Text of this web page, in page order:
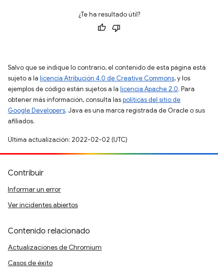
¿Te ha resultado útil?
Salvo que se indique lo contrario, el contenido de esta página está
sujeto a la licencia Atribución 4.0 de Creative Commons, y los
ejemplos de código están sujetos a la licencia Apache 2.0. Para
obtener más información, consulta laspolíticas del sitio de
Google Developers. Java es una marca registrada de Oracle o sus
afiliados.
Última actualización: 2022-02-02 (UTC)
Contribuir
Informar un error
Ver incidentes abiertos
Contenido relacionado
Actualizaciones de Chromium
Casos de éxito